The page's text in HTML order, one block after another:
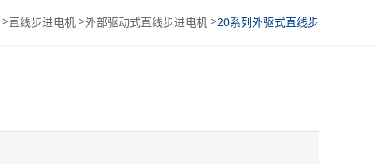
>直线步进电机 >外部驱动式直线步进电机 >20系列外驱式直线步